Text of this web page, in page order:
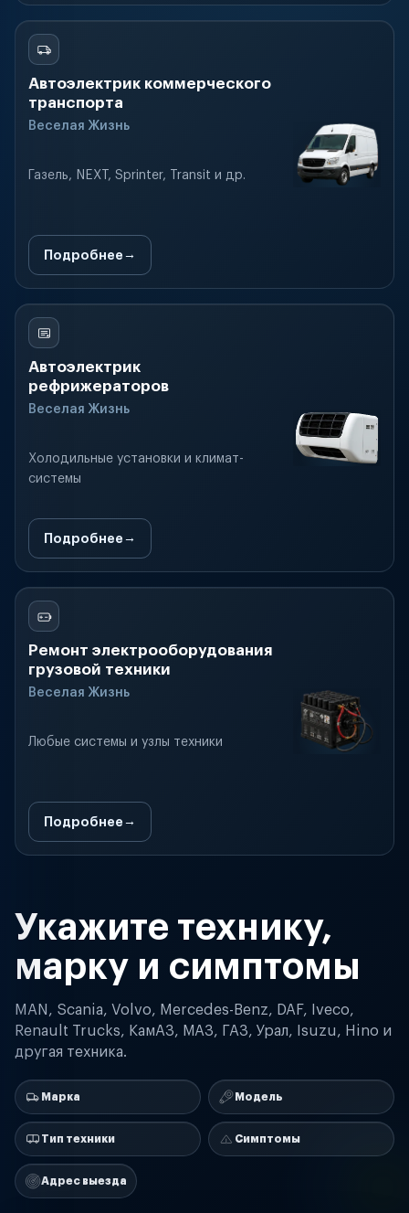
Автоэлектрик коммерческого
транспорта
Веселая Жизнь
Газель, NEXT, Sprinter, Transit и др.
Подробнее
Автоэлектрик
рефрижераторов
Веселая Жизнь
Холодильные установки и климат-
системы
Подробнее
Ремонт электрооборудования
грузовой техники
Веселая Жизнь
Любые системы и узлы техники
Подробнее
Укажите технику,
марку и симптомы
MAN, Scania, Volvo, Mercedes-Benz, DAF, Iveco,
Renault Trucks, КамАЗ, МАЗ, ГАЗ, Урал, Isuzu, Hino и
другая техника.
Марка Модель
Тип техники Симптомы
Адрес выезда